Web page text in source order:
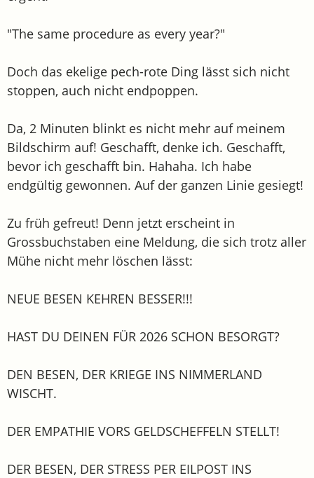
"The same procedure as every year?"
Doch das ekelige pech-rote Ding lässt sich nicht
stoppen, auch nicht endpoppen.
Da, 2 Minuten blinkt es nicht mehr auf meinem
Bildschirm auf! Geschafft, denke ich. Geschafft,
bevor ich geschafft bin. Hahaha. Ich habe
endgültig gewonnen. Auf der ganzen Linie gesiegt!
Zu früh gefreut! Denn jetzt erscheint in
Grossbuchstaben eine Meldung, die sich trotz aller
Mühe nicht mehr löschen lässt:
NEUE BESEN KEHREN BESSER!!!
HAST DU DEINEN FÜR 2026 SCHON BESORGT?
DEN BESEN, DER KRIEGE INS NIMMERLAND
WISCHT.
DER EMPATHIE VORS GELDSCHEFFELN STELLT!
DER BESEN, DER STRESS PER EILPOST INS